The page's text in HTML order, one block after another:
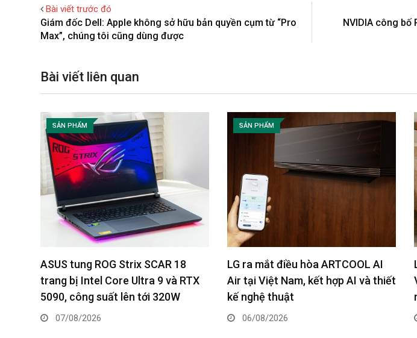
e
Bài viết trước đó
Giám đốc Dell: Apple không sở hữu bản quyền cụm từ “Pro
Max”, chúng tôi cũng dùng được
NVIDIA công bố
Bài viết liên quan
SẢN PHẨM
LG ra mắt điều hòa ARTCOOL AI
Air tại Việt Nam, kết hợp AI và thiết
kế nghệ thuật
06/08/2026
SẢN PHẨM
Levoit ra mắt máy lọc không khí
Vital Pet Pro, chuyên xử lý lông và
mùi thú cưng
05/08/2026